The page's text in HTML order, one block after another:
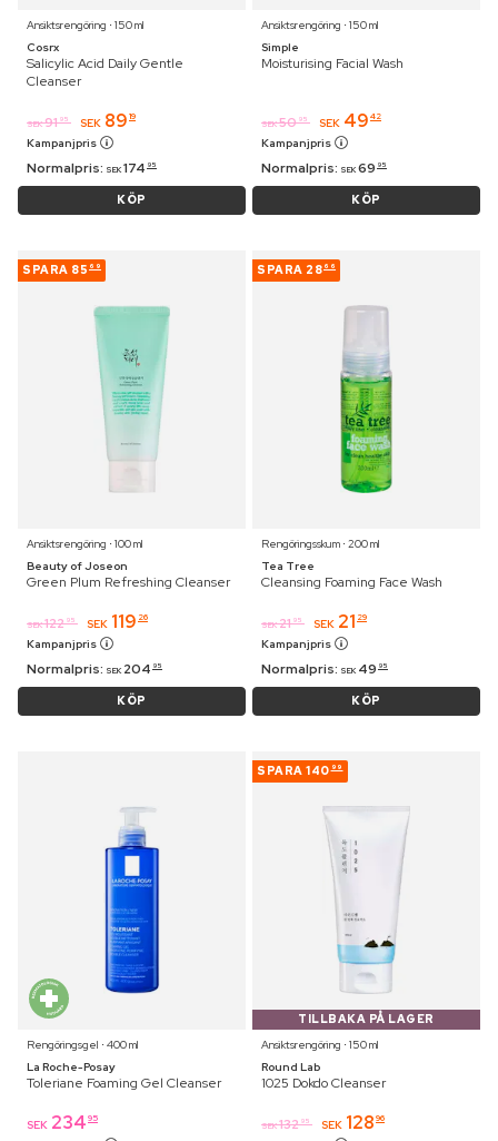
Ansiktsrengöring ⋅ 150 ml
Cosrx
Salicylic Acid Daily Gentle
Cleanser
SEK 91 95 SEK 89 19
Kampanjpris
Normalpris: SEK 174 95
KÖP
Ansiktsrengöring ⋅ 150 ml
Simple
Moisturising Facial Wash
SEK 50 95 SEK 49 42
Kampanjpris
Normalpris: SEK 69 95
KÖP
SPARA 85 69
Ansiktsrengöring ⋅ 100 ml
Beauty of Joseon
Green Plum Refreshing Cleanser
SEK 122 95 SEK 119 26
Kampanjpris
Normalpris: SEK 204 95
KÖP
SPARA 28 66
Rengöringsskum ⋅ 200 ml
Tea Tree
Cleansing Foaming Face Wash
SEK 21 95 SEK 21 29
Kampanjpris
Normalpris: SEK 49 95
KÖP
Rengöringsgel ⋅ 400 ml
La Roche-Posay
Toleriane Foaming Gel Cleanser
SEK 234 95
SPARA 140 99
TILLBAKA PÅ LAGER
Ansiktsrengöring ⋅ 150 ml
Round Lab
1025 Dokdo Cleanser
SEK 132 95 SEK 128 96